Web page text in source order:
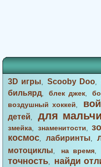
3D игры,Scooby Doo,
бильярд,блек джек,
воздушный хоккей,
детей, для
змейка, знаменитости,
космос, лабиринты,
мотоциклы, на время,
точность, найди